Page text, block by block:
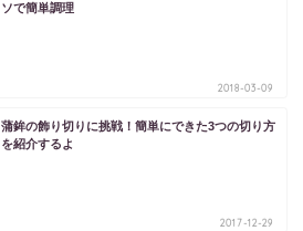
ソで簡単調理
2018-03-09
蒲鉾の飾り切りに挑戦！簡単にできた3つの切り方
を紹介するよ
2017-12-29